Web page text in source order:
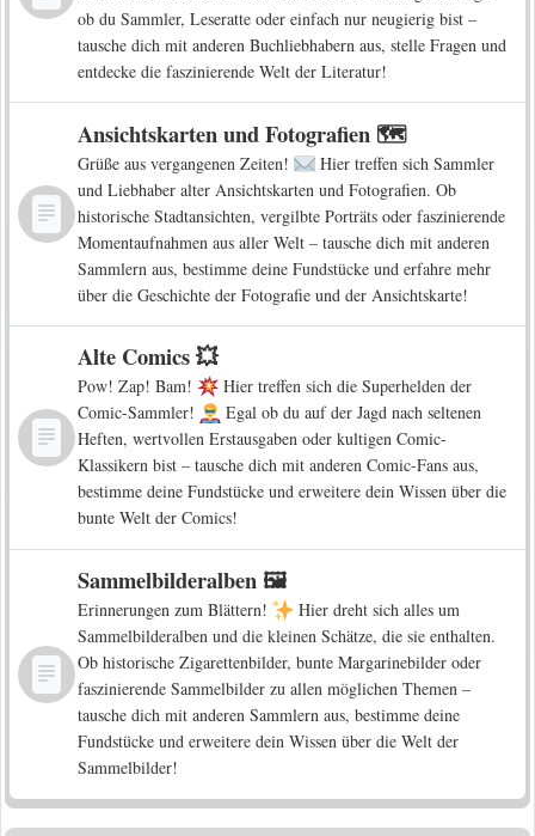
ob du Sammler, Leseratte oder einfach nur neugierig bist –
tausche dich mit anderen Buchliebhabern aus, stelle Fragen und
entdecke die faszinierende Welt der Literatur!
Ansichtskarten und Fotografien 🗺️
Grüße aus vergangenen Zeiten!
Hier treffen sich Sammler
und Liebhaber alter Ansichtskarten und Fotografien. Ob
historische Stadtansichten, vergilbte Porträts oder faszinierende
Momentaufnahmen aus aller Welt – tausche dich mit anderen
Sammlern aus, bestimme deine Fundstücke und erfahre mehr
über die Geschichte der Fotografie und der Ansichtskarte!
Alte Comics 💥
Pow! Zap! Bam!
Hier treffen sich die Superhelden der
Comic-Sammler!
Egal ob du auf der Jagd nach seltenen
Heften, wertvollen Erstausgaben oder kultigen Comic-
Klassikern bist – tausche dich mit anderen Comic-Fans aus,
bestimme deine Fundstücke und erweitere dein Wissen über die
bunte Welt der Comics!
Sammelbilderalben 🖼️
Erinnerungen zum Blättern!
Hier dreht sich alles um
Sammelbilderalben und die kleinen Schätze, die sie enthalten.
Ob historische Zigarettenbilder, bunte Margarinebilder oder
faszinierende Sammelbilder zu allen möglichen Themen –
tausche dich mit anderen Sammlern aus, bestimme deine
Fundstücke und erweitere dein Wissen über die Welt der
Sammelbilder!